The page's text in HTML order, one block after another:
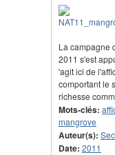
La campagne
2011 s'est
'agit ici de
comportant le
richesse
Mots-clés:
mangrove
Auteur(s):
Date: 2011